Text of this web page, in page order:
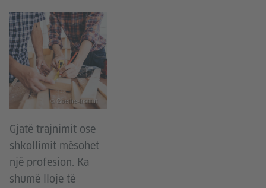
© Goethe-Institut
Gjatë trajnimit ose
shkollimit mësohet
një profesion. Ka
shumë lloje të